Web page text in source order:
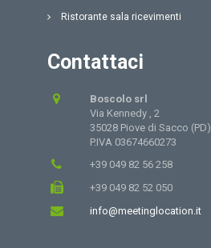
Ristorante sala ricevimenti
Contattaci
Boscolo srl
Via Kennedy , 2
35028 Piove di Sacco (PD)
P.IVA 03674660273
+39 049 82 56 258
+39 049 82 52 050
info@meetinglocation.it